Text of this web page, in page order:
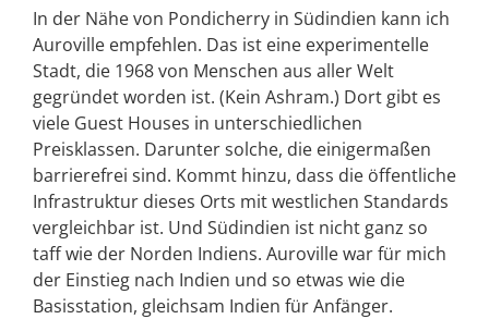
In der Nähe von Pondicherry in Südindien kann ich
Auroville empfehlen. Das ist eine experimentelle
Stadt, die 1968 von Menschen aus aller Welt
gegründet worden ist. (Kein Ashram.) Dort gibt es
viele Guest Houses in unterschiedlichen
Preisklassen. Darunter solche, die einigermaßen
barrierefrei sind. Kommt hinzu, dass die öffentliche
Infrastruktur dieses Orts mit westlichen Standards
vergleichbar ist. Und Südindien ist nicht ganz so
taff wie der Norden Indiens. Auroville war für mich
der Einstieg nach Indien und so etwas wie die
Basisstation, gleichsam Indien für Anfänger.